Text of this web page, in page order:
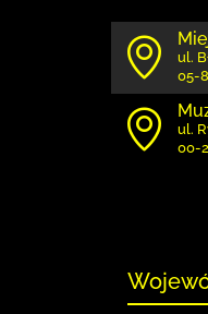
ul.
05-
ul.
00-